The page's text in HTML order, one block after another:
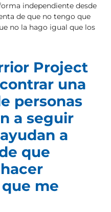
independiente desde
de que no tengo que
no la hago igual que los
Project
una
personas
a seguir
a
que
me